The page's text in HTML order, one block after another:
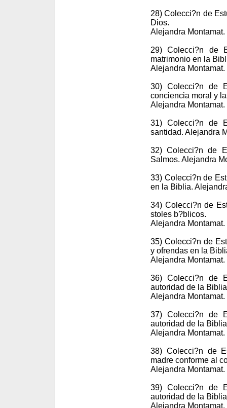
28) Colecci?n de
Dios.
Alejandra
29) Colecci?n de
matrimonio en la
Alejandra
30) Colecci?n de
conciencia moral y
Alejandra
31) Colecci?n de
santidad. Alejandra
32) Colecci?n de
Salmos. Alejandra
33) Colecci?n de
en la Biblia.
34) Colecci?n de
stoles b?blicos.
Alejandra
35) Colecci?n de
y ofrendas en la
Alejandra
36) Colecci?n de
autoridad de la
Alejandra
37) Colecci?n de
autoridad de la
Alejandra
38) Colecci?n de
madre conforme al
Alejandra
39) Colecci?n de
autoridad de la
Alejandra